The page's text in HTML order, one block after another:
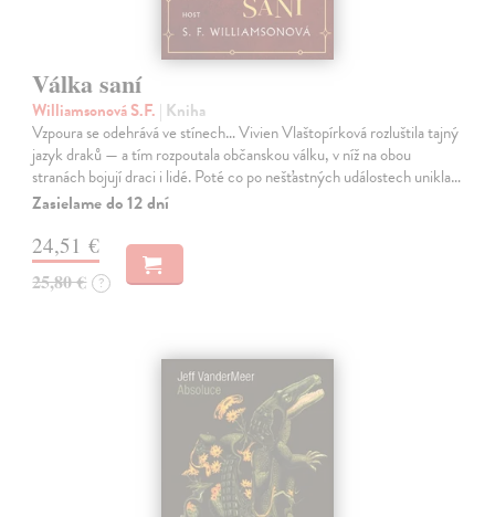
Válka saní
Williamsonová S.F. | Kniha
Vzpoura se odehrává ve stínech… Vivien Vlaštopírková rozluštila tajný
jazyk draků — a tím rozpoutala občanskou válku, v níž na obou
stranách bojují draci i lidé. Poté co po nešťastných událostech unikla…
Zasielame do 12 dní
24,51 €
25,80 € ?